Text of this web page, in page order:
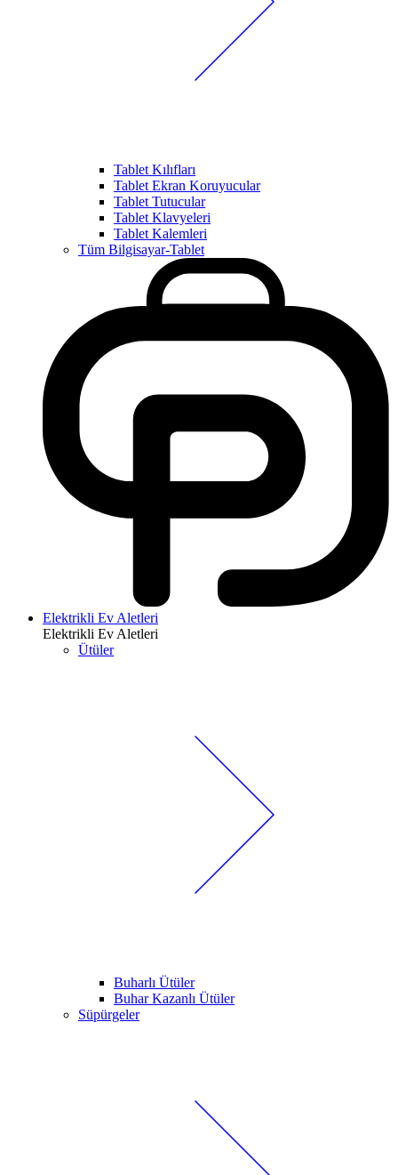
Tablet Kılıfları
Tablet Ekran Koruyucular
Tablet Tutucular
Tablet Klavyeleri
Tablet Kalemleri
Tüm Bilgisayar-Tablet
Elektrikli Ev Aletleri
Elektrikli Ev Aletleri
Ütüler
Buharlı Ütüler
Buhar Kazanlı Ütüler
Süpürgeler